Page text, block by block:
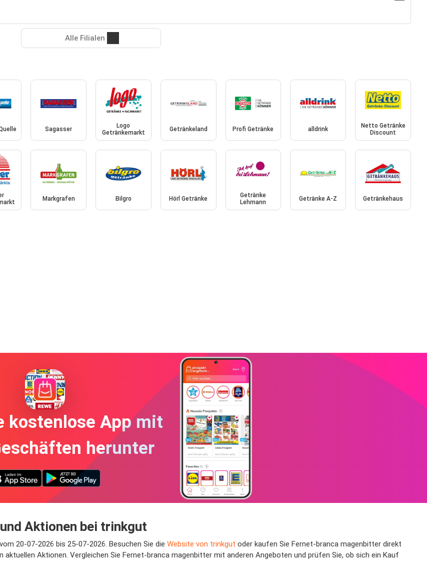
Alle Filialen
Sagasser
Logo
Getränkemarkt
Getränkeland Profi Getränke alldrink
Netto Getränke
Discount
Markgrafen Bilgro Hörl Getränke
Getränke
Lehmann
Getränke A-Z Getränkehaus
kostenlose App mit
herunter
Aktionen bei trinkgut
20-07-2026 bis 25-07-2026. Besuchen Sie die Website von trinkgut oder kaufen Sie Fernet-branca magenbitter direkt
Aktionen. Vergleichen Sie Fernet-branca magenbitter mit anderen Angeboten und prüfen Sie, ob sich ein Kauf